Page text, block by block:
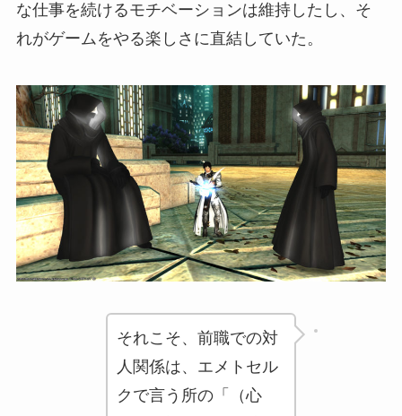
な仕事を続けるモチベーションは維持したし、そ
れがゲームをやる楽しさに直結していた。
それこそ、前職での対
人関係は、エメトセル
クで言う所の「（心